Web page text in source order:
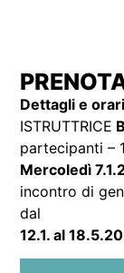
Dettagli e
ISTRUTTRICE
partecipanti –
Mercoledì
incontro di
dal
12.1. al